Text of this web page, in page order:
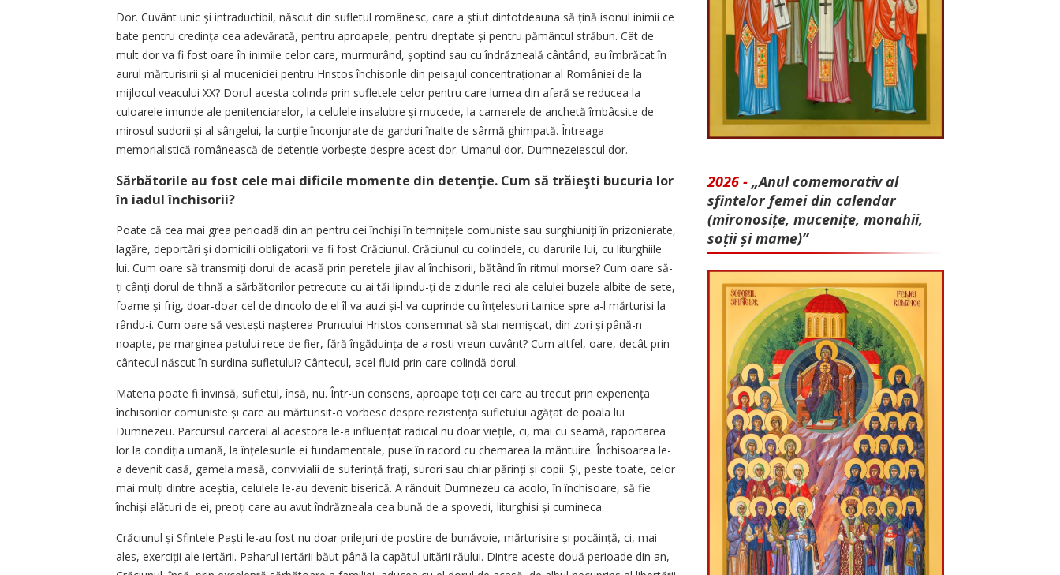
Dor. Cuvânt unic și intraductibil, născut din sufletul românesc, care a știut dintotdeauna să țină isonul inimii ce
bate pentru cre­dința cea adevărată, pentru aproapele, pentru dreptate și pentru pământul străbun. Cât de
mult dor va fi fost oare în inimile celor care, murmurând, șoptind sau cu îndrăzneală cântând, au îmbrăcat în
aurul mărturisirii și al muceniciei pentru Hristos închisorile din peisajul concentraționar al României de la
mijlocul veacului XX? Dorul acesta colinda prin sufletele celor pentru care lumea din afară se reducea la
culoarele imunde ale penitenciarelor, la celulele insalubre și mucede, la camerele de anchetă îmbâcsite de
mirosul sudorii și al sângelui, la curțile înconjurate de garduri înalte de sârmă ghimpată. Întreaga
memorialistică românească de detenție vorbește despre acest dor. Umanul dor. Dumnezeiescul dor.
Sărbătorile au fost cele mai dificile momente din detenţie. Cum să trăieşti bucuria lor
în iadul închisorii?
Poate că cea mai grea perioadă din an pentru cei închiși în temnițele comuniste sau sur­ghiuniți în prizonierate,
lagăre, deportări și domicilii obligatorii va fi fost Crăciunul. Crăciunul cu colindele, cu darurile lui, cu li­tur­ghiile
lui. Cum oare să transmiți dorul de acasă prin peretele jilav al închisorii, bătând în ritmul morse? Cum oare să-
ți cânți dorul de tihnă a sărbătorilor petrecute cu ai tăi lipindu-ți de zidurile reci ale celulei buzele albite de sete,
foame și frig, doar-doar cel de dincolo de el îl va auzi și-l va cuprinde cu înțelesuri tainice spre a-l mărturisi la
rându-i. Cum oare să vestești nașterea Pruncului Hristos consemnat să stai nemișcat, din zori și până-n
noapte, pe marginea patului rece de fier, fără îngăduința de a rosti vreun cuvânt? Cum altfel, oare, decât prin
cântecul născut în surdina sufletului? Cântecul, acel fluid prin care colindă dorul.
Materia poate fi învinsă, sufletul, însă, nu. Într-un consens, aproape toți cei care au trecut prin experiența
închisorilor comuniste și care au mărturisit-o vorbesc despre rezistența sufletului agățat de poala lui
Dumnezeu. Parcursul carceral al acestora le-a influențat radical nu doar viețile, ci, mai cu seamă, raportarea
lor la condiția umană, la înțelesurile ei fundamentale, puse în racord cu chemarea la mântuire. Închisoarea le-
a devenit casă, gamela masă, convivialii de suferință frați, surori sau chiar părinți și copii. Și, peste toate, celor
mai mulți dintre aceștia, celulele le-au devenit biserică. A rânduit Dumnezeu ca acolo, în închisoare, să fie
închiși alături de ei, preoți care au avut îndrăzneala cea bună de a spovedi, liturghisi și cumineca.
Crăciunul și Sfintele Paști le-au fost nu doar prilejuri de postire de bunăvoie, mărturisire și pocăință, ci, mai
ales, exerciții ale iertării. Paharul iertării băut până la capătul uitării răului. Dintre aceste două perioade din an,
2026 - „Anul comemorativ al
sfintelor femei din calendar
(mironosițe, mu­cenițe, monahii,
soții și mame)”